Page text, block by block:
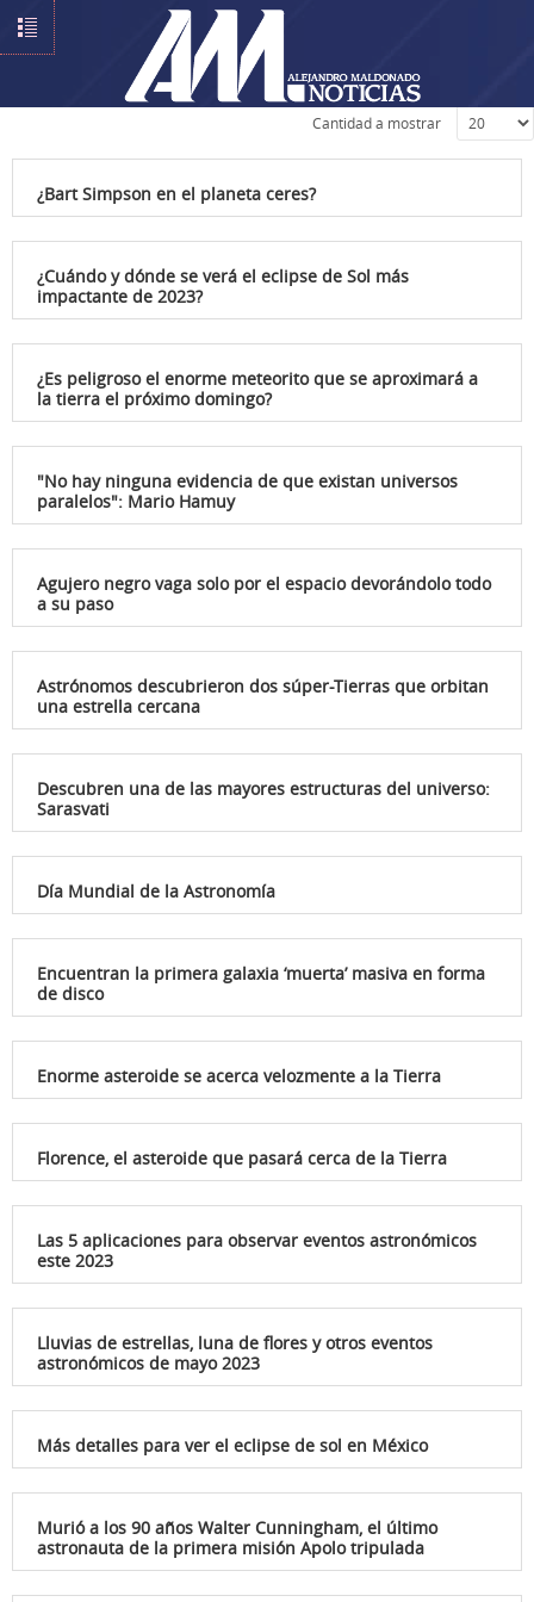
Introduzca parte del título
Cantidad a mostrar
¿Bart Simpson en el planeta ceres?
¿Cuándo y dónde se verá el eclipse de Sol más
impactante de 2023?
¿Es peligroso el enorme meteorito que se aproximará a
la tierra el próximo domingo?
"No hay ninguna evidencia de que existan universos
paralelos": Mario Hamuy
Agujero negro vaga solo por el espacio devorándolo todo
a su paso
Astrónomos descubrieron dos súper-Tierras que orbitan
una estrella cercana
Descubren una de las mayores estructuras del universo:
Sarasvati
Día Mundial de la Astronomía
Encuentran la primera galaxia ‘muerta’ masiva en forma
de disco
Enorme asteroide se acerca velozmente a la Tierra
Florence, el asteroide que pasará cerca de la Tierra
Las 5 aplicaciones para observar eventos astronómicos
este 2023
Lluvias de estrellas, luna de flores y otros eventos
astronómicos de mayo 2023
Más detalles para ver el eclipse de sol en México
Murió a los 90 años Walter Cunningham, el último
astronauta de la primera misión Apolo tripulada